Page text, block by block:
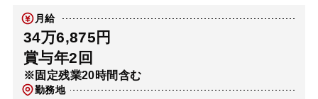
月給
34万6,875円
賞与年2回
※固定残業20時間含む
勤務地
解決実績
アクセス